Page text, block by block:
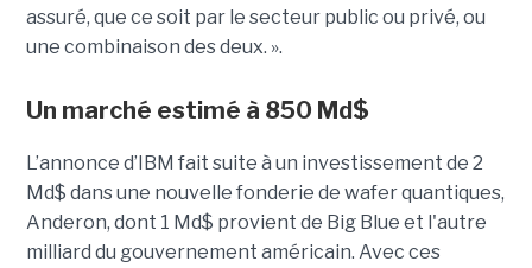
assuré, que ce soit par le secteur public ou privé, ou
une combinaison des deux. ».
Un marché estimé à 850 Md$
L’annonce d’IBM fait suite à un investissement de 2
Md$ dans une nouvelle fonderie de wafer quantiques,
Anderon, dont 1 Md$ provient de Big Blue et l'autre
milliard du gouvernement américain. Avec ces